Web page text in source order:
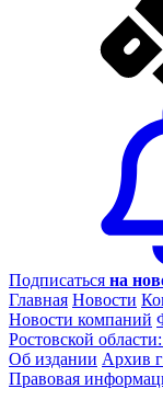
Подписаться на
Главная Новости
Новости компаний
Ростовской
Об издании Архив
Правовая